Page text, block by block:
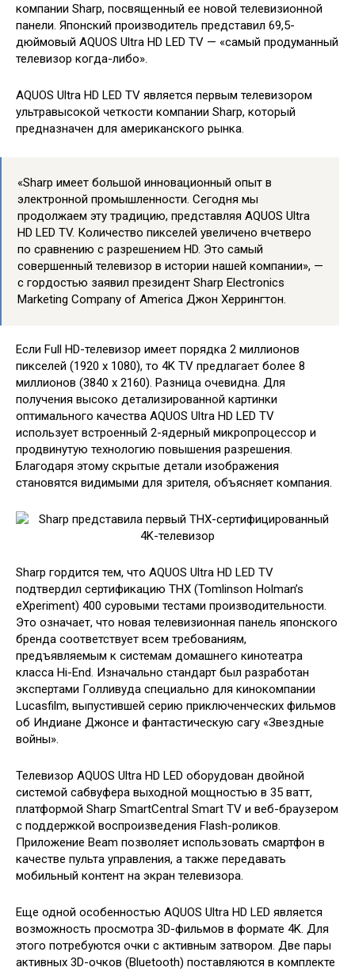
компании Sharp, посвященный ее новой телевизионной
панели. Японский производитель представил 69,5-
дюймовый AQUOS Ultra HD LED TV — «самый продуманный
телевизор когда-либо».
AQUOS Ultra HD LED TV является первым телевизором
ультравысокой четкости компании Sharp, который
предназначен для американского рынка.
«Sharp имеет большой инновационный опыт в
электронной промышленности. Сегодня мы
продолжаем эту традицию, представляя AQUOS Ultra
HD LED TV. Количество пикселей увеличено вчетверо
по сравнению с разрешением HD. Это самый
совершенный телевизор в истории нашей компании», —
с гордостью заявил президент Sharp Electronics
Marketing Company of America Джон Херрингтон.
Если Full HD-телевизор имеет порядка 2 миллионов
пикселей (1920 x 1080), то 4K TV предлагает более 8
миллионов (3840 x 2160). Разница очевидна. Для
получения высоко детализированной картинки
оптимального качества AQUOS Ultra HD LED TV
использует встроенный 2-ядерный микропроцессор и
продвинутую технологию повышения разрешения.
Благодаря этому скрытые детали изображения
становятся видимыми для зрителя, объясняет компания.
Sharp гордится тем, что AQUOS Ultra HD LED TV
подтвердил сертификацию THX (Tomlinson Holman’s
eXperiment) 400 суровыми тестами производительности.
Это означает, что новая телевизионная панель японского
бренда соответствует всем требованиям,
предъявляемым к системам домашнего кинотеатра
класса Hi-End. Изначально стандарт был разработан
экспертами Голливуда специально для кинокомпании
Lucasfilm, выпустившей серию приключенческих фильмов
об Индиане Джонсе и фантастическую сагу «Звездные
войны».
Телевизор AQUOS Ultra HD LED оборудован двойной
системой сабвуфера выходной мощностью в 35 ватт,
платформой Sharp SmartCentral Smart TV и веб-браузером
с поддержкой воспроизведения Flash-роликов.
Приложение Beam позволяет использовать смартфон в
качестве пульта управления, а также передавать
мобильный контент на экран телевизора.
Еще одной особенностью AQUOS Ultra HD LED является
возможность просмотра 3D-фильмов в формате 4K. Для
этого потребуются очки с активным затвором. Две пары
активных 3D-очков (Bluetooth) поставляются в комплекте